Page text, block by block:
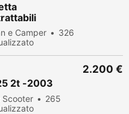
e Camper
326
2t -2003
Scooter
265
2.200 €